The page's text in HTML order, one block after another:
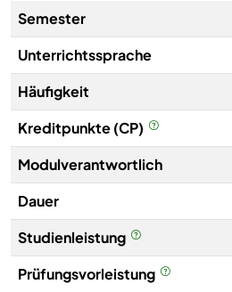
Semester
Unterrichtssprache
Häufigkeit
Kreditpunkte (CP)
Modulverantwortlich
Dauer
Studienleistung
Prüfungsvorleistung